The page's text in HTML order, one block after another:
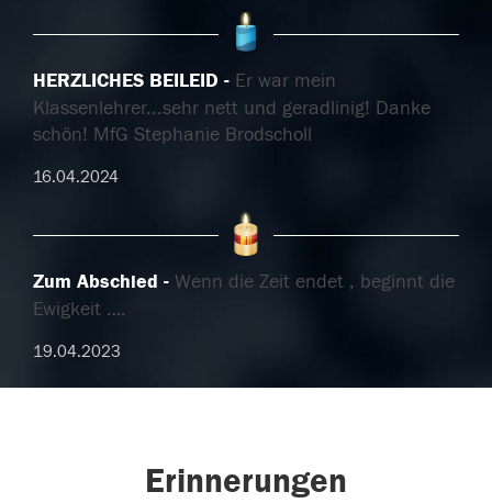
HERZLICHES BEILEID
Er war mein
Klassenlehrer...sehr nett und geradlinig! Danke
schön! MfG Stephanie Brodscholl
16.04.2024
Zum Abschied
Wenn die Zeit endet , beginnt die
Ewigkeit ….
19.04.2023
Erinnerungen